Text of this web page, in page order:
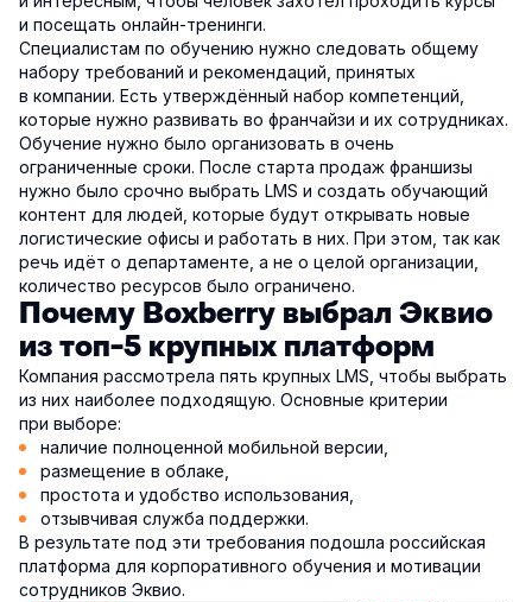
и посещать онлайн-тренинги.
Специалистам по обучению нужно следовать общему
набору требований и рекомендаций, принятых
в компании. Есть утверждённый набор компетенций,
которые нужно развивать во франчайзи и их сотрудниках.
Обучение нужно было организовать в очень
ограниченные сроки. После старта продаж франшизы
нужно было срочно выбрать LMS и создать обучающий
контент для людей, которые будут открывать новые
логистические офисы и работать в них. При этом, так как
речь идёт о департаменте, а не о целой организации,
количество ресурсов было ограничено.
Почему Boxberry выбрал Эквио
из топ-5 крупных платформ
Компания рассмотрела пять крупных LMS, чтобы выбрать
из них наиболее подходящую. Основные критерии
при выборе:
наличие полноценной мобильной версии,
размещение в облаке,
простота и удобство использования,
отзывчивая служба поддержки.
В результате под эти требования подошла российская
платформа для корпоративного обучения и мотивации
сотрудников Эквио.